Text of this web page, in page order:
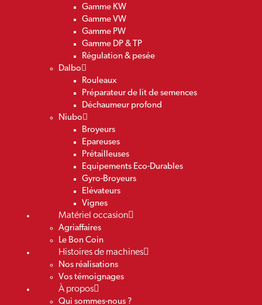
Gamme KW
Gamme VW
Gamme PW
Gamme DP & TP
Régulation & pesée
Dalbo
Rouleaux
Préparateur de lit de semences
Déchaumeur profond
Niubo
Broyeurs
Epareuses
Prétailleuses
Equipements Eco-Durables
Gyro-Broyeurs
Elévateurs
Vignes
Matériel occasion
Agriaffaires
Le Bon Coin
Histoires de machines
Nos réalisations
Vos témoignages
À propos
Qui sommes-nous ?